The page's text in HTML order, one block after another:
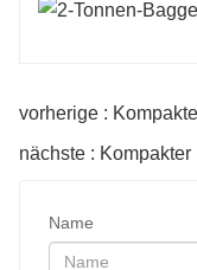
vorherige :
nächste :
Name